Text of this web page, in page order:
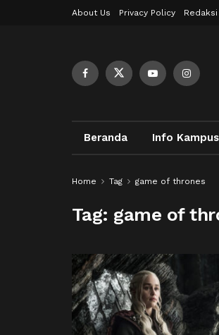
About Us Privacy Policy Redaksi
Beranda Info Kampus
Home Tag game of thrones
Tag: game of